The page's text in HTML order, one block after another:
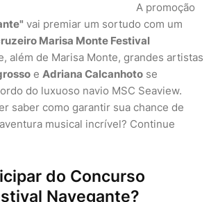
A promoção
vai premiar um sortudo com um
Marisa Monte Festival
além de Marisa Monte, grandes artistas
e Adriana Calcanhoto se
do luxuoso navio MSC Seaview.
saber como garantir sua chance de
musical incrível? Continue
do Concurso
Navegante?